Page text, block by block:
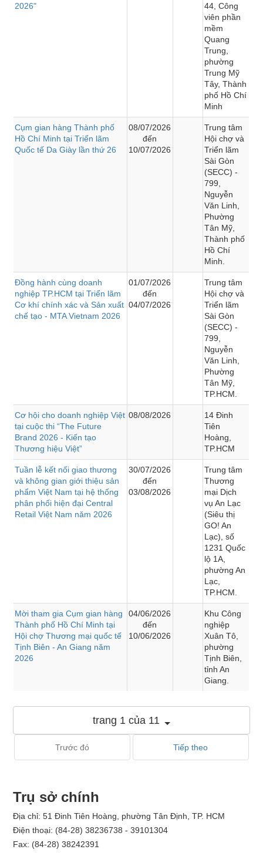
2026"
44, Công
viên phần
mềm
Quang
Trung,
phường
Trung Mỹ
Tây, Thành
phố Hồ Chí
Minh
Cụm gian hàng Thành phố
Hồ Chí Minh tại Triển lãm
Quốc tế Da Giày lần thứ 26
08/07/2026
đến
10/07/2026
Trung tâm
Hội chợ và
Triển lãm
Sài Gòn
(SECC) -
799,
Nguyễn
Văn Linh,
Phường
Tân Mỹ,
Thành phố
Hồ Chí
Minh.
Đồng hành cùng doanh
nghiệp TP.HCM tại Triển lãm
Cơ khí chính xác và Sản xuất
chế tạo - MTA Vietnam 2026
01/07/2026
đến
04/07/2026
Trung tâm
Hội chợ và
Triển lãm
Sài Gòn
(SECC) -
799,
Nguyễn
Văn Linh,
Phường
Tân Mỹ,
TP.HCM.
Cơ hội cho doanh nghiệp Việt
tại cuộc thi “The Future
Brand 2026 - Kiến tạo
Thương hiệu Việt”
08/08/2026
14 Đinh
Tiên
Hoàng,
TP.HCM
Tuần lễ kết nối giao thương
và không gian giới thiệu sản
phẩm Việt Nam tại hệ thống
phân phối hiện đại Central
Retail Việt Nam năm 2026
30/07/2026
đến
03/08/2026
Trung tâm
Thương
mại Dịch
vụ An Lạc
(Siêu thị
GO! An
Lạc), số
1231 Quốc
lộ 1A,
phường An
Lạc,
TP.HCM.
Mời tham gia Cụm gian hàng
Thành phố Hồ Chí Minh tại
Hội chợ Thương mại quốc tế
Tịnh Biên - An Giang năm
2026
04/06/2026
đến
10/06/2026
Khu Công
nghiệp
Xuân Tô,
phường
Tịnh Biên,
tỉnh An
Giang.
trang 1 của 11
Trước đó Tiếp theo
Trụ sở chính
Địa chỉ: 51 Đinh Tiên Hoàng, phường Tân Định, TP. HCM
Điện thoại: (84-28) 38236738 - 39101304
Fax: (84-28) 38242391